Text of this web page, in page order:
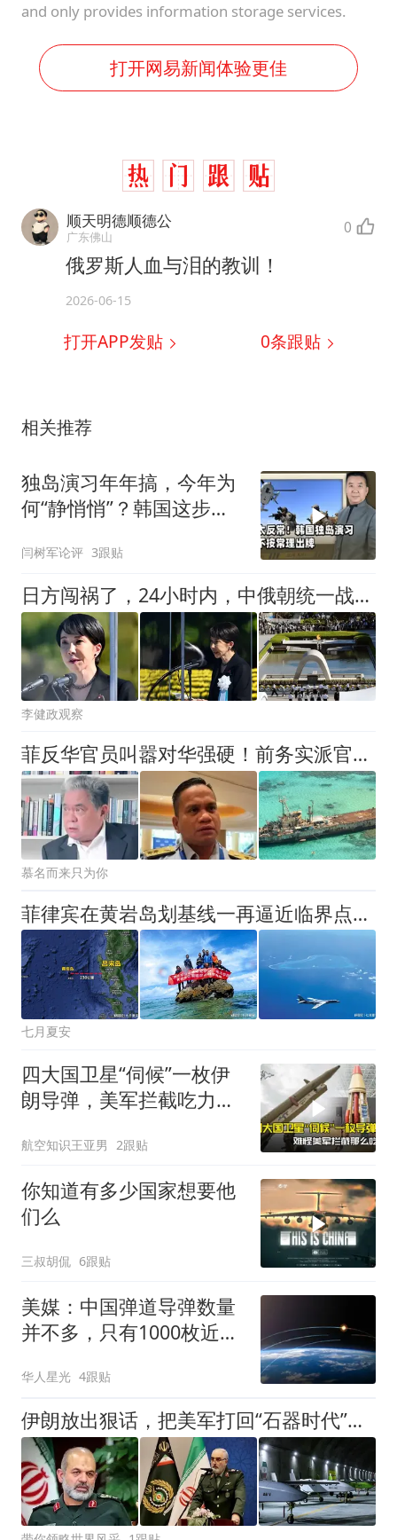
and only provides information storage services.
打开网易新闻体验更佳
顺天明德顺德公
广东佛山 0
俄罗斯人血与泪的教训！
2026-06-15
打开APP发贴 0条跟贴
相关推荐
独岛演习年年搞，今年为
何“静悄悄”？韩国这步棋
闫树军论评 3跟贴
日方闯祸了，24小时内，中俄朝统一战线，问罪日本，高市落泪
李健政观察
菲反华官员叫嚣对华强硬！前务实派官员发问，敢亲临仁爱礁现场？
慕名而来只为你
菲律宾在黄岩岛划基线一再逼近临界点，只有采取四种办法派人上岛，才能解决实控问题
七月夏安
四大国卫星“伺候”一枚伊
朗导弹，美军拦截吃力的
航空知识王亚男 2跟贴
你知道有多少国家想要他
们么
三叔胡侃 6跟贴
美媒：中国弹道导弹数量
并不多，只有1000枚近
远程！
华人星光 4跟贴
伊朗放出狠话，把美军打回“石器时代”！它凭什么这么强硬？